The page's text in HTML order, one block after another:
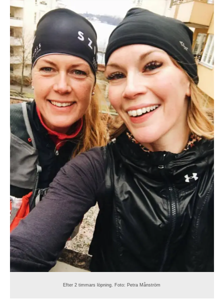
Efter 2 timmars löpning. Foto: Petra Månström